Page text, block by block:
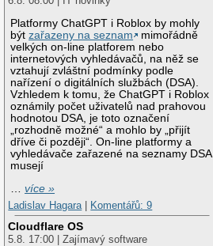
Platformy ChatGPT i Roblox by mohly
býtzařazeny na seznam
mimořádně
velkých on-line platforem nebo
internetových vyhledávačů, na něž se
vztahují zvláštní podmínky podle
nařízení o digitálních službách (DSA).
Vzhledem k tomu, že ChatGPT i Roblox
oznámily počet uživatelů nad prahovou
hodnotou DSA, je toto označení
„rozhodně možné“ a mohlo by „přijít
dříve či později“. On-line platformy a
vyhledávače zařazené na seznamy DSA
musejí
…více »
Ladislav Hagara| Komentářů: 9
Cloudflare OS
5.8. 17:00 | Zajímavý software